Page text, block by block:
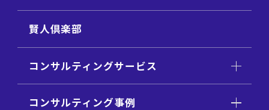
賢人倶楽部
コンサルティングサービス
コンサルティング事例